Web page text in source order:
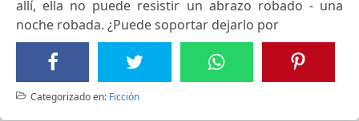
allí, ella no puede resistir un abrazo robado - una
noche robada. ¿Puede soportar dejarlo por
Categorizado en: Ficción